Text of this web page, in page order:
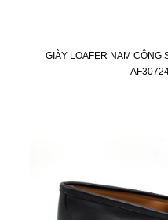
GIÀY LOAFER NAM CÔNG